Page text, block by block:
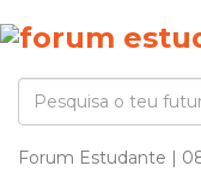
Forum Estudante |